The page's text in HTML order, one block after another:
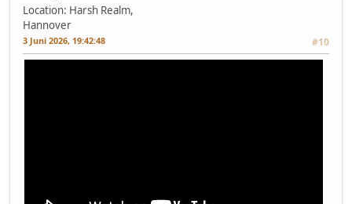
Location: Harsh Realm,
Hannover
3 Juni 2026, 19:42:48 #10